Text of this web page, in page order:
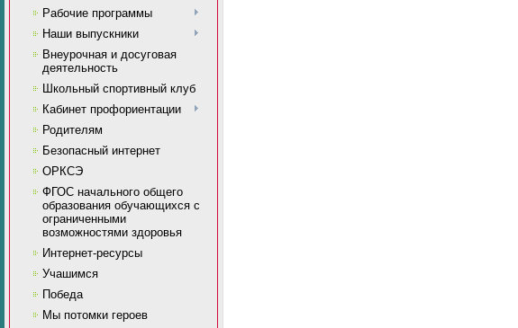
Рабочие программы
Наши выпускники
Внеурочная и досуговая
деятельность
Школьный спортивный клуб
Кабинет профориентации
Родителям
Безопасный интернет
ОРКСЭ
ФГОС начального общего
образования обучающихся с
ограниченными
возможностями здоровья
Интернет-ресурсы
Учашимся
Победа
Мы потомки героев